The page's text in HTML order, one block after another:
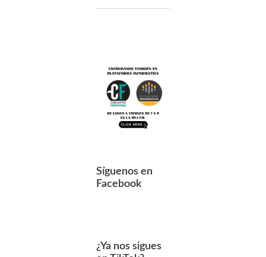
Síguenos en
Facebook
¿Ya nos sigues